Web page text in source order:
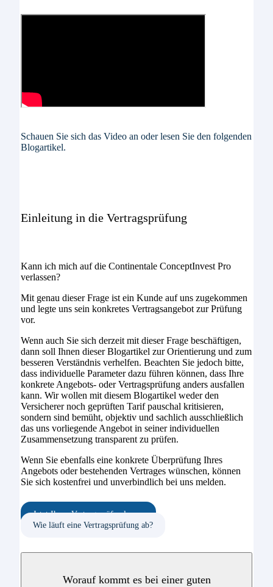
Schauen Sie sich das Video an oder lesen Sie den folgenden
Blogartikel.
Einleitung in die Vertragsprüfung
Kann ich mich auf die Continentale ConceptInvest Pro
verlassen?
Mit genau dieser Frage ist ein Kunde auf uns zugekommen
und legte uns sein konkretes Vertragsangebot zur Prüfung
vor.
Wenn auch Sie sich derzeit mit dieser Frage beschäftigen,
dann soll Ihnen dieser Blogartikel zur Orientierung und zum
besseren Verständnis verhelfen. Beachten Sie jedoch bitte,
dass individuelle Parameter dazu führen können, dass Ihre
konkrete Angebots- oder Vertragsprüfung anders ausfallen
kann. Wir wollen mit diesem Blogartikel weder den
Versicherer noch geprüften Tarif pauschal kritisieren,
sondern sind bemüht, objektiv und sachlich ausschließlich
das uns vorliegende Angebot in seiner individuellen
Zusammensetzung transparent zu prüfen.
Wenn Sie ebenfalls eine konkrete Überprüfung Ihres
Angebots oder bestehenden Vertrages wünschen, können
Sie sich kostenfrei und unverbindlich bei uns melden.
Jetzt Ihren Vertrag prüfen lassen
Wie läuft eine Vertragsprüfung ab?
Worauf kommt es bei einer guten